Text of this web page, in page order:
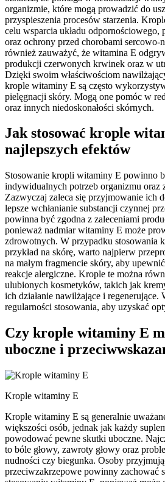
organizmie, które mogą prowadzić do
przyspieszenia procesów starzenia.
celu wsparcia układu
oraz ochrony przed chorobami
również zauważyć, że witamina E
produkcji czerwonych krwinek oraz w
Dzięki swoim właściwościom
krople witaminy E są często
pielęgnacji skóry. Mogą one pomóc w
oraz innych niedoskonałości skórnych.
Jak stosować krople
najlepszych efektów
Stosowanie kropli witaminy E powinno
indywidualnych potrzeb organizmu oraz
Zazwyczaj zaleca się przyjmowanie ich
lepsze wchłanianie substancji czynnej
powinna być zgodna z zaleceniami
ponieważ nadmiar witaminy E może
zdrowotnych. W przypadku stosowania
przykład na skórę, warto najpierw
na małym fragmencie skóry, aby
reakcje alergiczne. Krople te można
ulubionych kosmetyków, takich jak
ich działanie nawilżające i regenerujące.
regularności stosowania, aby uzyskać
Czy krople witaminy E
uboczne i
Krople witaminy E
Krople witaminy E są generalnie
większości osób, jednak jak każdy
powodować pewne skutki uboczne.
to bóle głowy, zawroty głowy oraz
nudności czy biegunka. Osoby
przeciwzakrzepowe powinny zachować